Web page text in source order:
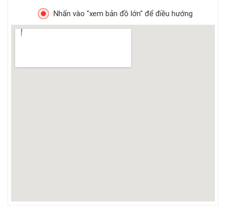
Nhấn vào "xem bản đồ lớn" để điều hướng